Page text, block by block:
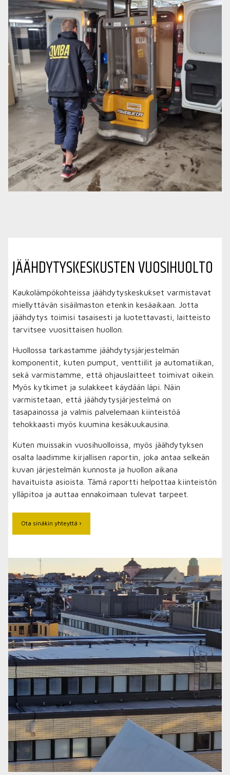
JÄÄHDYTYS­KESKUSTEN VUOSI­HUOLTO
Kaukolämpökohteissa jäähdytyskeskukset varmistavat
miellyttävän sisäilmaston etenkin kesäaikaan. Jotta
jäähdytys toimisi tasaisesti ja luotettavasti, laitteisto
tarvitsee vuosittaisen huollon.
Huollossa tarkastamme jäähdytysjärjestelmän
komponentit, kuten pumput, venttiilit ja automatiikan,
sekä varmistamme, että ohjauslaitteet toimivat oikein.
Myös kytkimet ja sulakkeet käydään läpi. Näin
varmistetaan, että jäähdytysjärjestelmä on
tasapainossa ja valmis palvelemaan kiinteistöä
tehokkaasti myös kuumina kesäkuukausina.
Kuten muissakin vuosihuolloissa, myös jäähdytyksen
osalta laadimme kirjallisen raportin, joka antaa selkeän
kuvan järjestelmän kunnosta ja huollon aikana
havaituista asioista. Tämä raportti helpottaa kiinteistön
ylläpitoa ja auttaa ennakoimaan tulevat tarpeet.
Ota sinäkin yhteyttä ›